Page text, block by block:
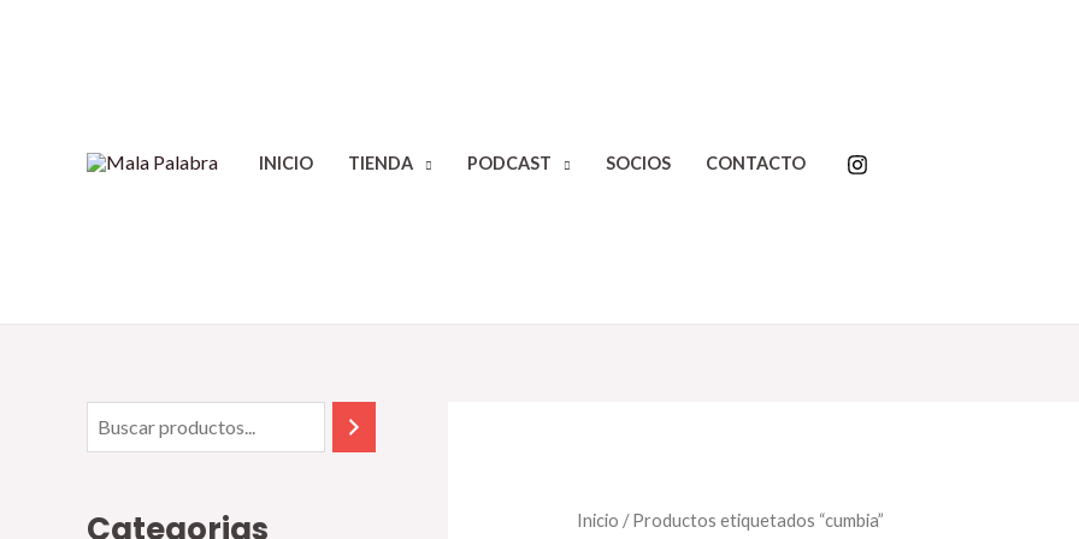
INICIO TIENDA PODCAST SOCIOS CONTACTO
Categorias Inicio / Productos etiquetados “cumbia”